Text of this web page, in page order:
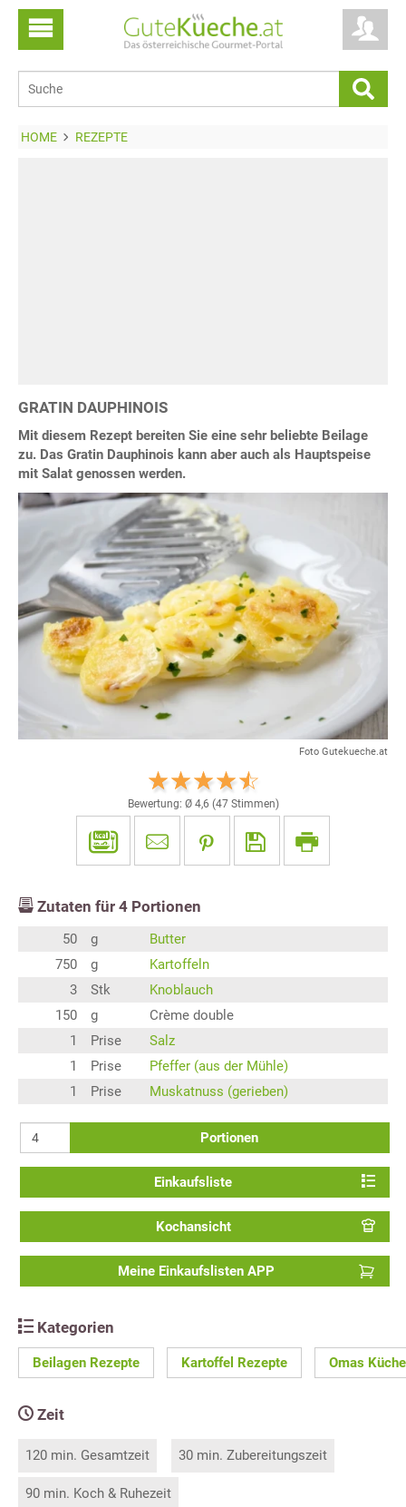
HOME REZEPTE
GRATIN DAUPHINOIS
Mit diesem Rezept bereiten Sie eine sehr beliebte Beilage
zu. Das Gratin Dauphinois kann aber auch als Hauptspeise
mit Salat genossen werden.
Foto Gutekueche.at
Bewertung: Ø 4,6 (47Stimmen)
Zutaten für 4 Portionen
50 g
Butter
750
g
Kartoffeln
3
Stk
Knoblauch
150
g
Crème double
1
Prise
Salz
1
Prise
Pfeffer (aus der Mühle)
1
Prise Muskatnuss (gerieben)
Portionen
Einkaufsliste
Kochansicht
Meine Einkaufslisten APP
Kategorien
Beilagen Rezepte Kartoffel Rezepte Omas Küche
Zeit
120 min. Gesamtzeit 30 min. Zubereitungszeit
90 min. Koch & Ruhezeit